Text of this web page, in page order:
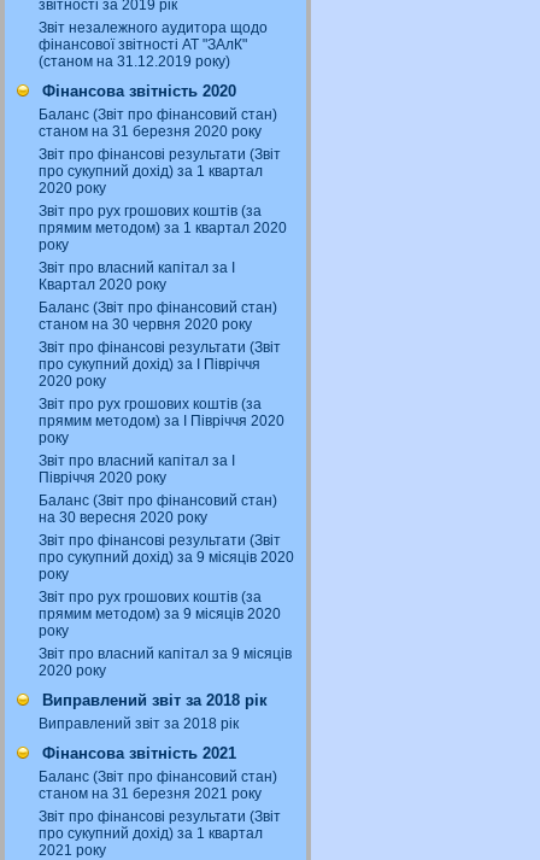
звітності за 2019 рік
Звіт незалежного аудитора щодо
фінансової звітності АТ "ЗАлК"
(станом на 31.12.2019 року)
Фінансова звітність 2020
Баланс (Звіт про фінансовий стан)
станом на 31 березня 2020 року
Звіт про фінансові результати (Звіт
про сукупний дохід) за 1 квартал
2020 року
Звіт про рух грошових коштів (за
прямим методом) за 1 квартал 2020
року
Звіт про власний капітал за І
Квартал 2020 року
Баланс (Звіт про фінансовий стан)
станом на 30 червня 2020 року
Звіт про фінансові результати (Звіт
про сукупний дохід) за І Півріччя
2020 року
Звіт про рух грошових коштів (за
прямим методом) за І Півріччя 2020
року
Звіт про власний капітал за І
Півріччя 2020 року
Баланс (Звіт про фінансовий стан)
на 30 вересня 2020 року
Звіт про фінансові результати (Звіт
про сукупний дохід) за 9 місяців 2020
року
Звіт про рух грошових коштів (за
прямим методом) за 9 місяців 2020
року
Звіт про власний капітал за 9 місяців
2020 року
Виправлений звіт за 2018 рік
Виправлений звіт за 2018 рік
Фінансова звітність 2021
Баланс (Звіт про фінансовий стан)
станом на 31 березня 2021 року
Звіт про фінансові результати (Звіт
про сукупний дохід) за 1 квартал
2021 року